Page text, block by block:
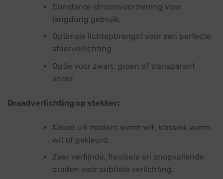
Constante stroomvoorziening voor
langdurig gebruik.
Optimale lichtopbrengst voor een perfecte
sfeerverlichting.
Optie voor zwart, groen of transparant
snoer.
Draadverlichting op stekker:
Keuze uit modern warm wit, klassiek warm
wit of gekleurd.
Zeer verfijnde, flexibele en onopvallende
draden voor subtiele verlichting.